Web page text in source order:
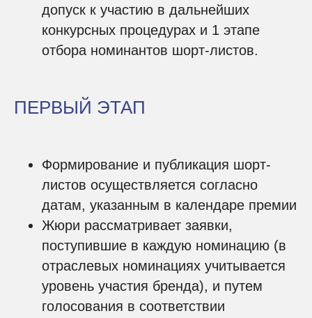
допуск к участию в дальнейших
конкурсных процедурах и 1 этапе
отбора номинантов шорт-листов.
ПЕРВЫЙ ЭТАП
Формирование и публикация шорт-
листов осуществляется согласно
датам, указанным в календаре премии
Жюри рассматривает заявки,
поступившие в каждую номинацию (в
отраслевых номинациях учитывается
уровень участия бренда), и путем
голосования в соответствии